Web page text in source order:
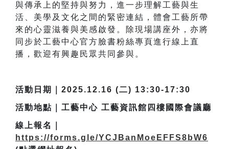
與傳承上的堅持與努力，進一步理解工藝與生
活、美學及文化之間的緊密連結，體會工藝所帶
來的心靈滋養與美感啟發。
除現場講座外，亦將
同步於工藝中心官方臉書粉絲專頁進行線上直
播，歡迎有興趣民眾共同參與。
活動日期｜2025.12.16 (二) 13:30-17:30
活動地點｜工藝中心 工藝資訊館四樓國際會議廳
線上報名｜
https://forms.gle/YCJBanMoeEFFS8bW6